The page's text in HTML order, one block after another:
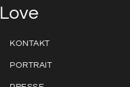
Love
KONTAKT
PORTRAIT